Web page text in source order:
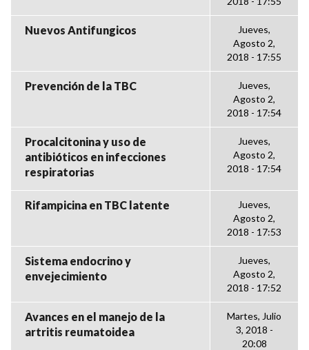
Nuevos Antifungicos
Jueves,
Agosto 2,
2018 - 17:55
Prevención de la TBC
Jueves,
Agosto 2,
2018 - 17:54
Procalcitonina y uso de
antibióticos en infecciones
respiratorias
Jueves,
Agosto 2,
2018 - 17:54
Rifampicina en TBC latente
Jueves,
Agosto 2,
2018 - 17:53
Sistema endocrino y
envejecimiento
Jueves,
Agosto 2,
2018 - 17:52
Avances en el manejo de la
artritis reumatoidea
Martes, Julio
3, 2018 -
20:08